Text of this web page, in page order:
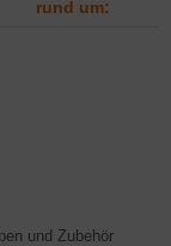
rund um:
und Zubehör